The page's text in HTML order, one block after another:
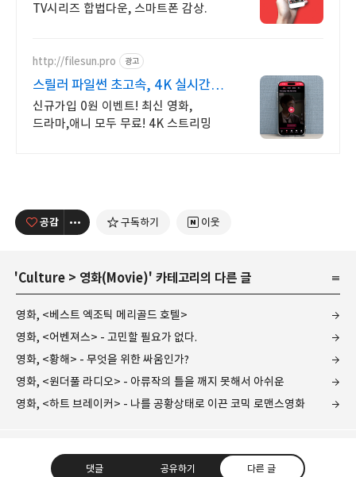
TV시리즈 합법다운, 스마트폰 감상.
http://filesun.pro 광고
스릴러 파일썬 초고속, 4K 실시간
보기!
신규가입 0원 이벤트! 최신 영화,
드라마,애니 모두 무료! 4K 스트리밍
공감 구독하기 이웃
'Culture > 영화(Movie)' 카테고리의 다른 글
영화, <베스트 엑조틱 메리골드 호텔>
영화, <어벤져스> - 고민할 필요가 없다.
영화, <황해> - 무엇을 위한 싸움인가?
영화, <원더풀 라디오> - 아류작의 틀을 깨지 못해서 아쉬운
영화, <하트 브레이커> - 나를 공황상태로 이끈 코믹 로맨스영화
댓글 공유하기 다른 글